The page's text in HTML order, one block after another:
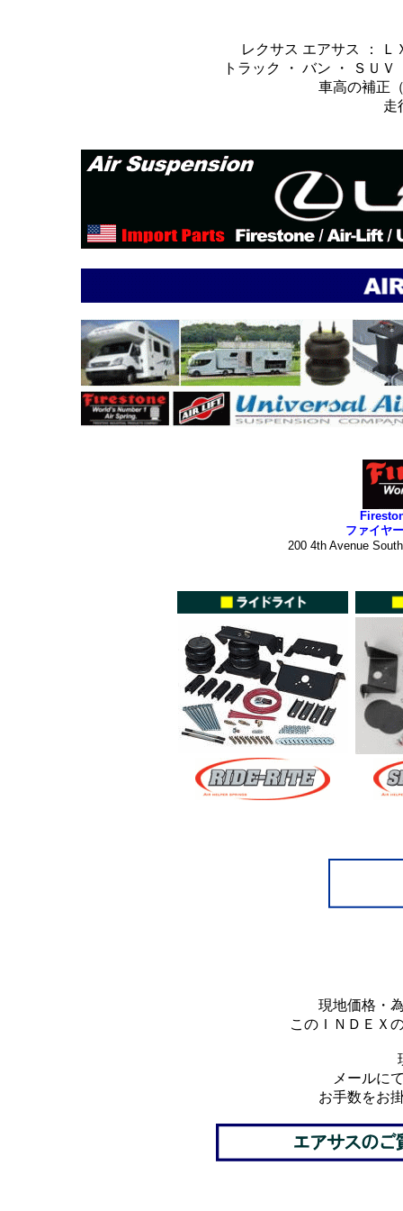
レクサス エアサス ：
Ｌ
トラック ・ バン ・ ＳＵＶ
車高の補正
走
ファイヤ
200 4th Avenue
現地価格・
このＩＮＤＥＸ
メールに
お手数をお